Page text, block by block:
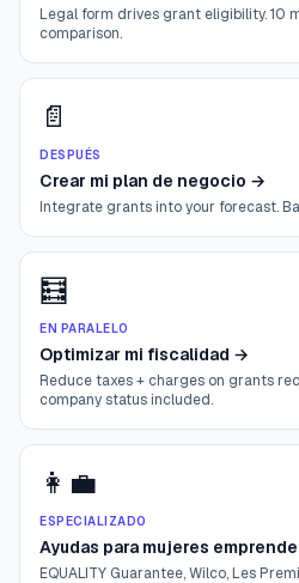
Legal form drives grant eligibility. 10
comparison.
📄
DESPUÉS
Crear mi plan de negocio →
Integrate grants into your forecast.
🧮
EN PARALELO
Optimizar mi fiscalidad →
Reduce taxes + charges on grants
company status included.
👩‍💼
ESPECIALIZADO
Ayudas para mujeres
EQUALITY Guarantee, Wilco, Les